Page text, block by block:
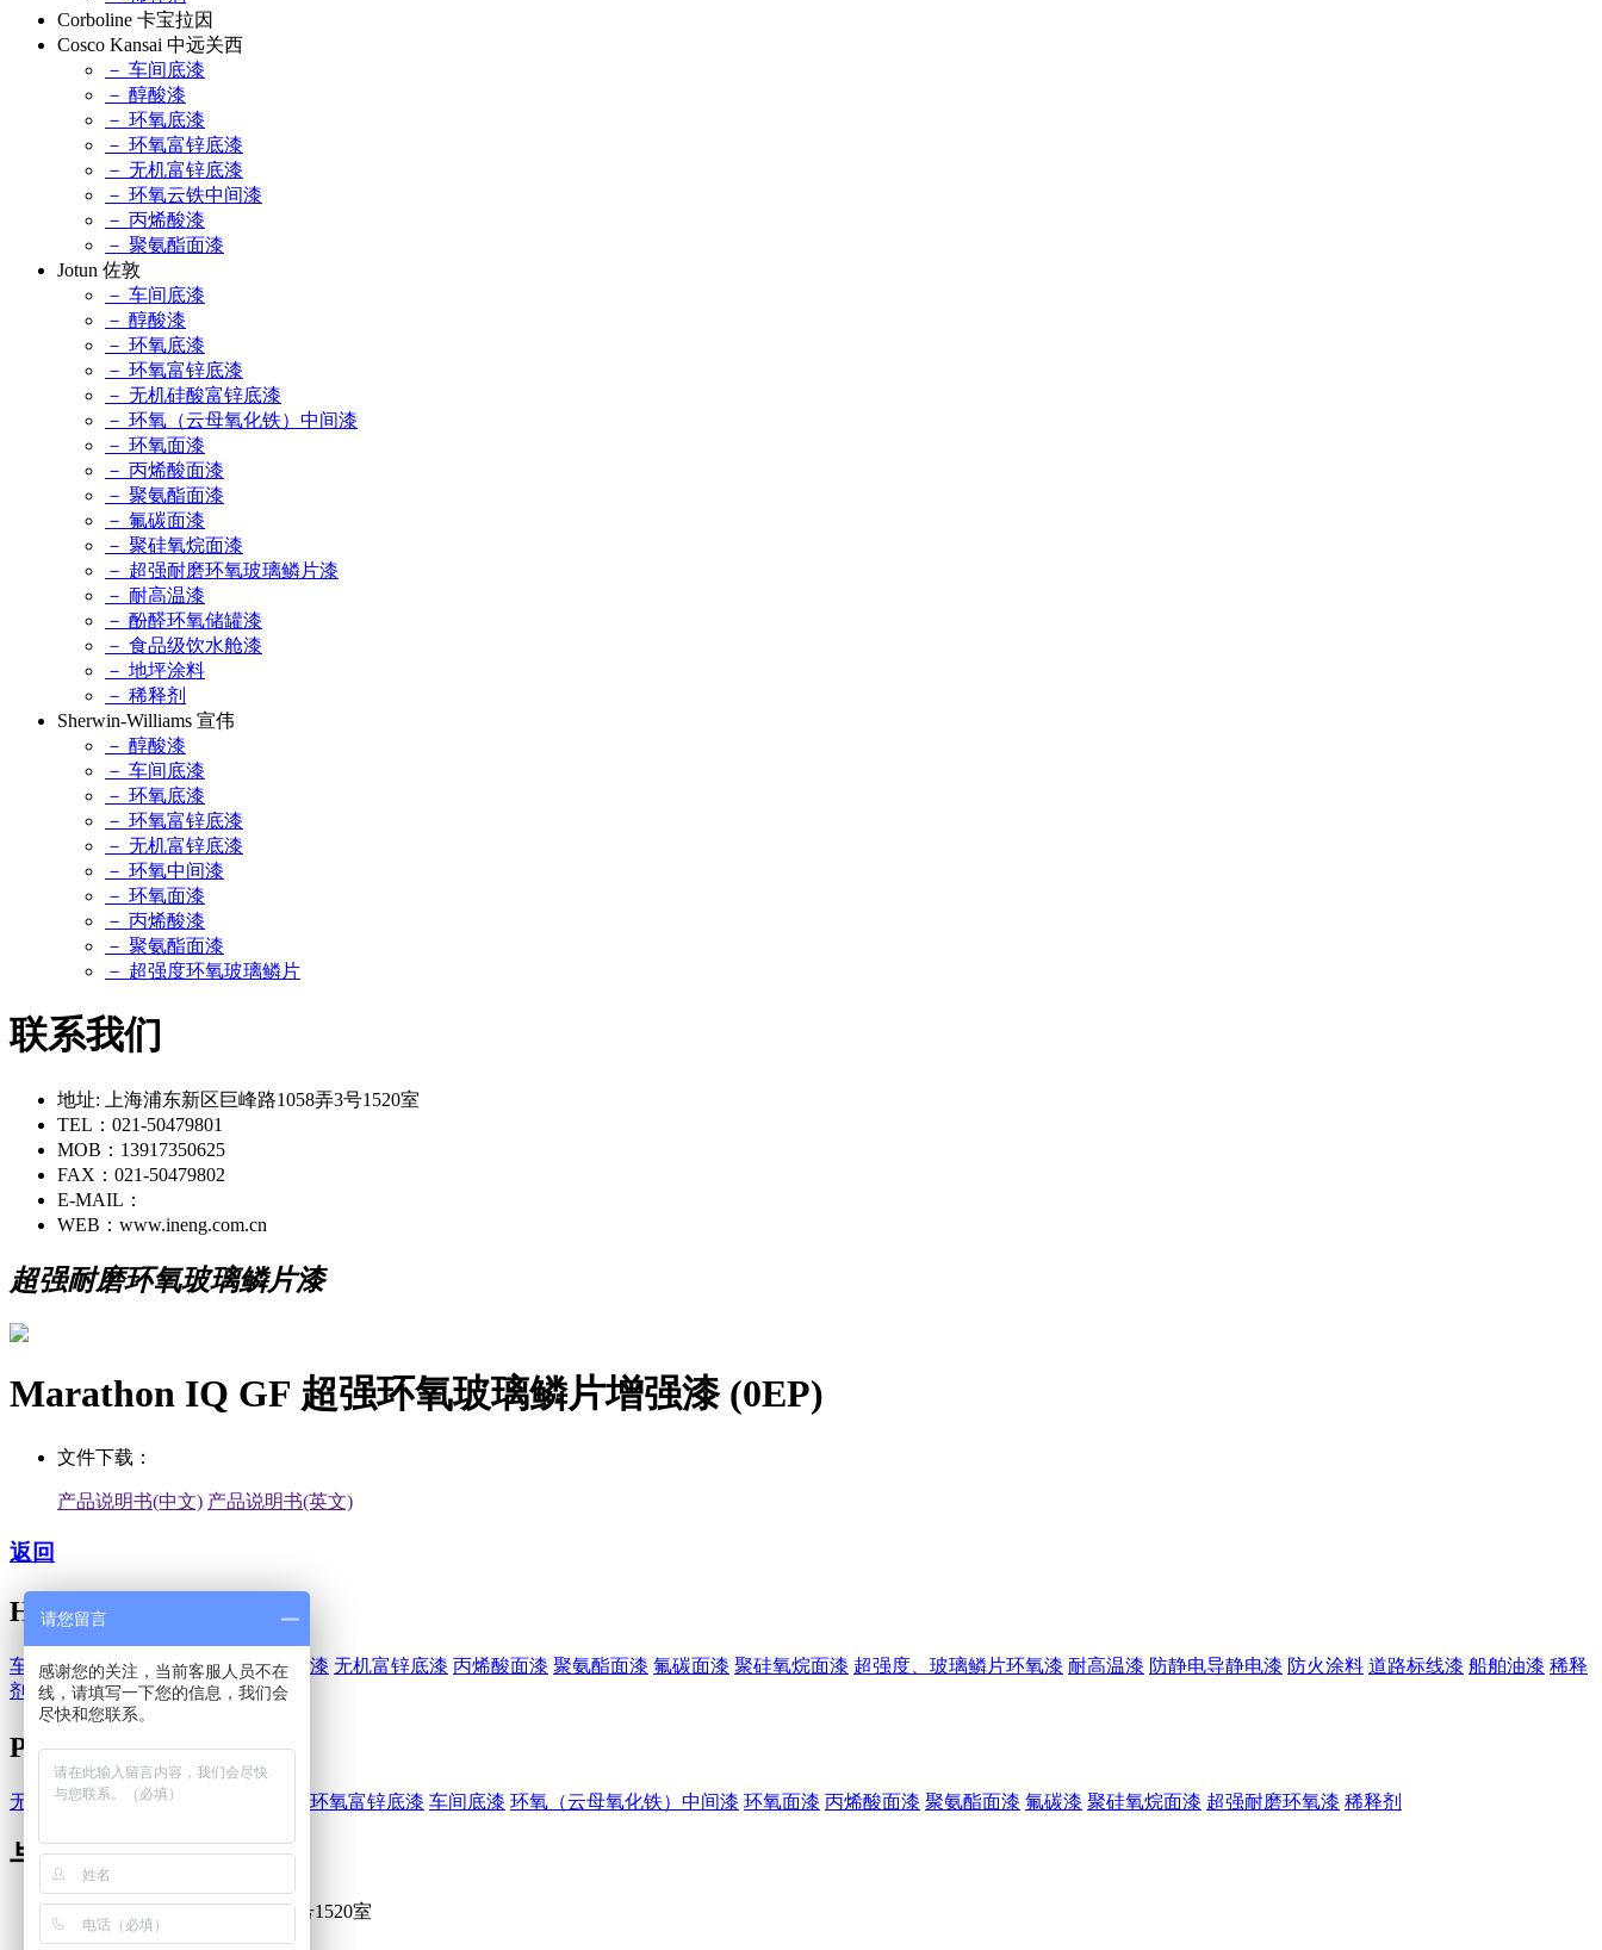
Corboline 卡宝拉因
Cosco Kansai 中远关西
－ 车间底漆
－ 醇酸漆
－ 环氧底漆
－ 环氧富锌底漆
－ 无机富锌底漆
－ 环氧云铁中间漆
－ 丙烯酸漆
－ 聚氨酯面漆
Jotun 佐敦
－ 车间底漆
－ 醇酸漆
－ 环氧底漆
－ 环氧富锌底漆
－ 无机硅酸富锌底漆
－ 环氧（云母氧化铁）中间漆
－ 环氧面漆
－ 丙烯酸面漆
－ 聚氨酯面漆
－ 氟碳面漆
－ 聚硅氧烷面漆
－ 超强耐磨环氧玻璃鳞片漆
－ 耐高温漆
－ 酚醛环氧储罐漆
－ 食品级饮水舱漆
－ 地坪涂料
－ 稀释剂
Sherwin-Williams 宣伟
－ 醇酸漆
－ 车间底漆
－ 环氧底漆
－ 环氧富锌底漆
－ 无机富锌底漆
－ 环氧中间漆
－ 环氧面漆
－ 丙烯酸漆
－ 聚氨酯面漆
－ 超强度环氧玻璃鳞片
联系我们
地址: 上海浦东新区巨峰路1058弄3号1520室
TEL：021-50479801
MOB：13917350625
FAX：021-50479802
E-MAIL：
WEB：www.ineng.com.cn
超强耐磨环氧玻璃鳞片漆
Marathon IQ GF 超强环氧玻璃鳞片增强漆 (0EP)
文件下载：
产品说明书(中文) 产品说明书(英文)
返回
HEMPEL-海虹老人
车间底漆 醇酸漆 环氧漆 环氧富锌底漆 无机富锌底漆 丙烯酸面漆 聚氨酯面漆 氟碳面漆 聚硅氧烷面漆 超强度、玻璃鳞片环氧漆 耐高温漆 防静电导静电漆 防火涂料 道路标线漆 船舶油漆 稀释
剂
水性油漆
PPG-庞贝捷
无机硅酸富锌底漆 醇酸漆 环氧富锌底漆 车间底漆 环氧（云母氧化铁）中间漆 环氧面漆 丙烯酸面漆 聚氨酯面漆 氟碳漆 聚硅氧烷面漆 超强耐磨环氧漆 稀释剂
与我们联系
上海浦东新区巨峰路1058弄3号1520室
021-50479801
请您留言
感谢您的关注，当前客服人员不在
线，请填写一下您的信息，我们会
尽快和您联系。